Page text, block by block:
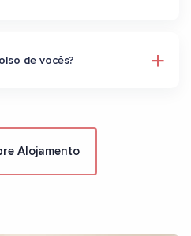
de vocês?
Alojamento